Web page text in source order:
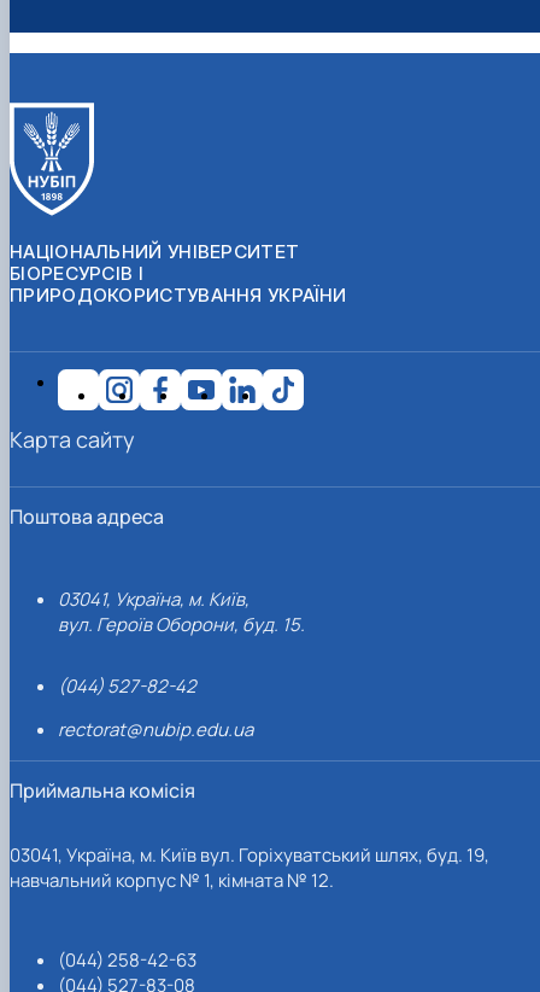
НАЦІОНАЛЬНИЙ УНІВЕРСИТЕТ
БІОРЕСУРСІВ І
ПРИРОДОКОРИСТУВАННЯ УКРАЇНИ
Поштова адреса
03041, Україна, м. Київ,
вул. Героїв Оборони, буд. 15.
(044) 527-82-42
rectorat@nubip.edu.ua
Приймальна комісія
03041, Україна, м. Київ вул. Горіхуватський шлях, буд. 19,
навчальний корпус № 1, кімната № 12.
(044) 258-42-63
(044) 527-83-08
Карта сайту